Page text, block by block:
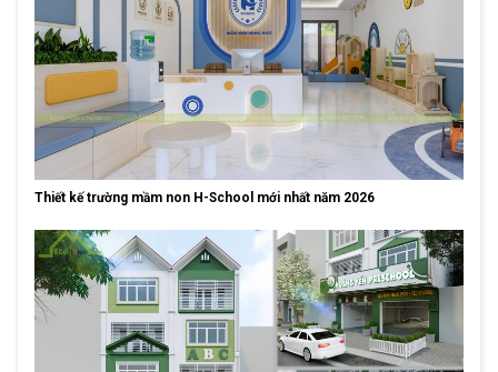
Thiết kế trường mầm non H-School mới nhất năm 2026